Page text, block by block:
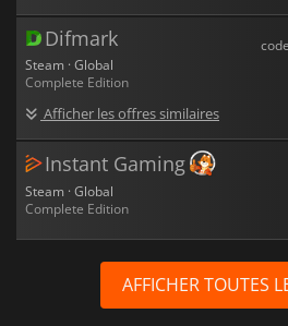
Difmark
Steam · Global
Complete Edition
Afficher les offres similaires
Instant Gaming
Steam · Global
Complete Edition
AFFICHER TOUTES